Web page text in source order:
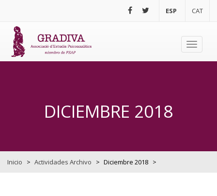
ESP CAT
Toggle
DICIEMBRE 2018
Inicio > Actividades Archivo > Diciembre 2018 >